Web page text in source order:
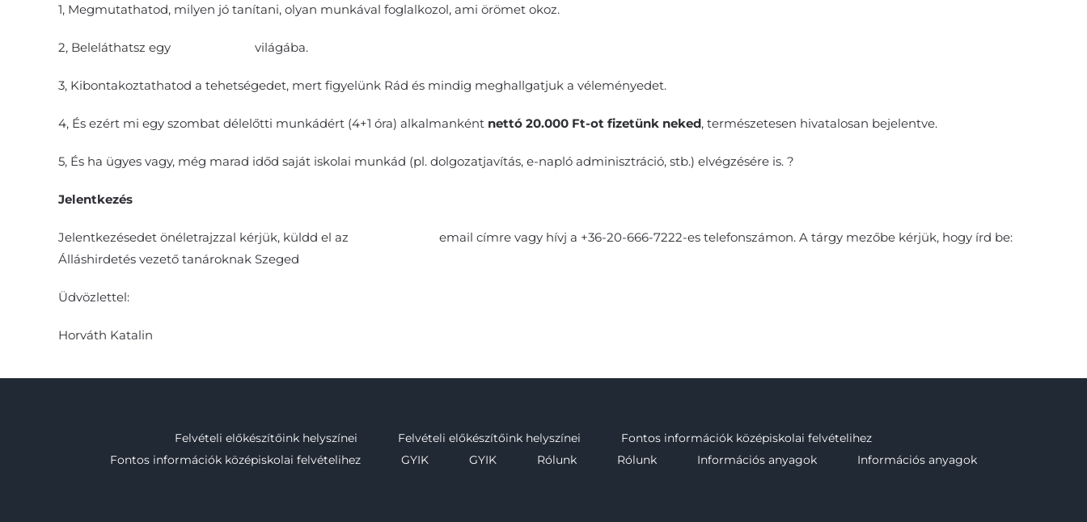
1, Megmutathatod, milyen jó tanítani, olyan munkával foglalkozol, ami örömet okoz.
2, Beleláthatsz egy világába.
3, Kibontakoztathatod a tehetségedet, mert figyelünk Rád és mindig meghallgatjuk a véleményedet.
4, És ezért mi egy szombat délelőtti munkádért (4+1 óra) alkalmanként nettó 20.000 Ft-ot fizetünk neked, természetesen hivatalosan bejelentve.
5, És ha ügyes vagy, még marad időd saját iskolai munkád (pl. dolgozatjavítás, e-napló adminisztráció, stb.) elvégzésére is. ?
Jelentkezés
Jelentkezésedet önéletrajzzal kérjük, küldd el az
email címre vagy hívj a +36-20-666-7222-es telefonszámon. A tárgy mezőbe kérjük, hogy írd be:
Álláshirdetés vezető tanároknak Szeged
Üdvözlettel:
Horváth Katalin
Felvételi előkészítőink helyszínei Felvételi előkészítőink helyszínei
Fontos információk középiskolai felvételihez
Fontos információk középiskolai felvételihez
GYIK GYIK Rólunk Rólunk Információs anyagok Információs anyagok